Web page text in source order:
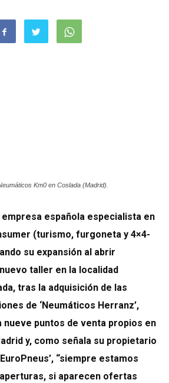
Km0 en Coslada (Madrid).
empresa española especialista en
(turismo, furgoneta y 4×4-
su expansión al abrir
taller en la localidad
tras la adquisición de las
de ‘Neumáticos Herranz’,
nueve puntos de venta propios en
y, como señala su propietario
“siempre estamos
si aparecen ofertas